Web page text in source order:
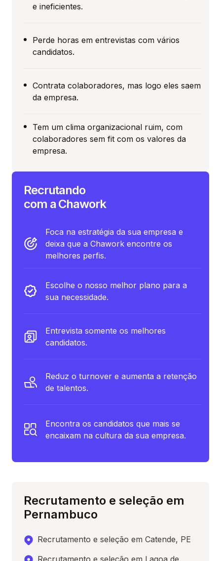
e ineficientes.
Perde horas em entrevistas com vários
candidatos.
Contrata colaboradores, mas logo eles saem
da empresa.
Tem um clima organizacional ruim, com
colaboradores sem fit com os valores da
empresa.
Recrutando
com a Chawork
Foca na estratégia da sua empresa e
deixa que a Chawork encontre os
melhores perfis.
Escolhe o nosso melhor plano para a
sua necessidade.
Entrevista somente os melhores
candidatos.
Reduz o turnover e aumenta a retenção
de talentos.
Encontra os candidatos que mais se
encaixam na cultura da sua empresa.
Recrutamento e seleção em
Pernambuco
Recrutamento e seleção em Catende, PE